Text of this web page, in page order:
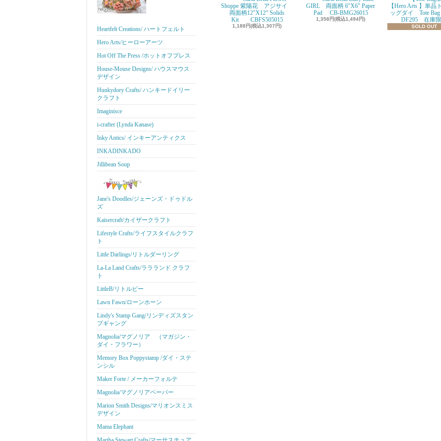
Heartfelt Creations/ ハートフェルト
Hero Arts/ヒーローアーツ
Hot Off The Press /ホットオフプレス
House-Mouse Designs/ ハウスマウス
デザイン
Hunkydory Crafts/ ハンキードイリー
クラフト
Imaginisce
i-crafter (Lynda Kanase)
Inky Antics/ インキーアンティクス
INKADINKADO
Jillibean Soup
Jane's Doodles/ジェーンズ・ドゥドル
ズ
Kaisercraft/カイザークラフト
Lifestyle Crafts/ライフスタイルクラフ
ト
Little Darlings/リトルダーリング
La-La Land Crafts/ララランド クラフ
ト
LittleB/リトルビー
Lawn Fawn/ローンホーン
Lindy's Stamp Gang/リンディズスタン
プギャング
Magnolia/マグノリア （マガジン・
ダイ・フラワー）
Memory Box Poppystamp /ダイ・ステ
ンシル
Maker Forte / メーカーフォルテ
Magnolia/マグノリアペーパー
Marion Smith Designs/マリオンスミス
デザイン
Mama Elephant
Shoppe 紫陽花 アジサイ
両面柄12"X12" Solids
Kit CBFS505015
1,188円(税込1,307円)
GIRL 両面柄 6"X6" Paper
Pad CB-BMG26015
1,358円(税込1,494円)
【Hero Arts 】単品
ッグダイ Tote Bag
DF295 在庫限
SOLD OUT